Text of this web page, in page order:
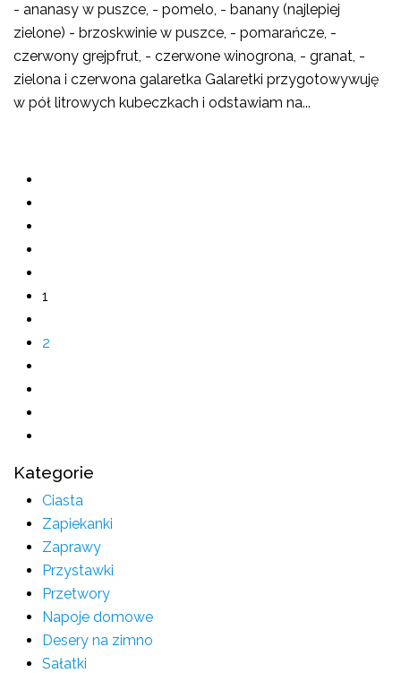
- ananasy w puszce, - pomelo, - banany (najlepiej
zielone) - brzoskwinie w puszce, - pomarańcze, -
czerwony grejpfrut, - czerwone winogrona, - granat, -
zielona i czerwona galaretka Galaretki przygotowywuję
w pół litrowych kubeczkach i odstawiam na...
1
2
Kategorie
Ciasta
Zapiekanki
Zaprawy
Przystawki
Przetwory
Napoje domowe
Desery na zimno
Sałatki